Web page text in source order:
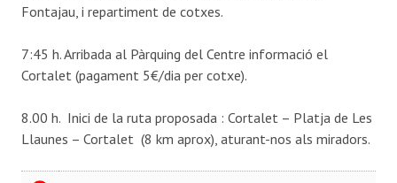
Fontajau, i repartiment de cotxes.
7:45 h. Arribada al Pàrquing del Centre informació el
Cortalet (pagament 5€/dia per cotxe).
8.00 h. Inici de la ruta proposada : Cortalet – Platja de Les
Llaunes – Cortalet (8 km aprox), aturant-nos als miradors.